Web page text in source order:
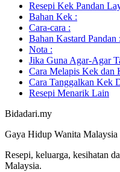
Resepi Kek Pandan
Bahan Kek :
Cara-cara :
Bahan Kastard Pandan :
Nota :
Jika Guna Agar-Agar
Cara Melapis Kek dan
Cara Tanggalkan Kek
Resepi Menarik Lain
Bidadari.my
Gaya Hidup Wanita Malaysia
Resepi, keluarga, kesihatan
Malaysia.